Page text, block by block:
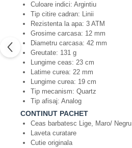
Culoare indici: Argintiu
Tip citire cadran: Linii
Rezistenta la apa: 3 ATM
Grosime carcasa: 12 mm
Diametru carcasa: 42 mm
Greutate: 131 g
Lungime ceas: 23 cm
Latime curea: 22 mm
Lungime curea: 19 cm
Tip mecanism: Quartz
Tip afisaj: Analog
CONTINUT PACHET
Ceas barbatesc Lige, Maro/ Negru
Laveta curatare
Cutie originala